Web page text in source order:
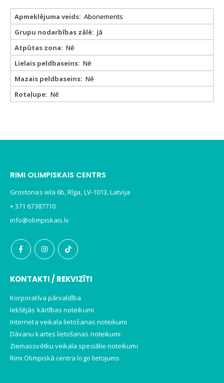
Informācija
Abonements
Jā
Nē
Nē
Nē
Nē
RIMI OLIMPISKAIS CENTRS
Grostonas iela 6b, Rīga, LV-1013, Latvija
+ 371 67387710
info@olimpiskais.lv
KONTAKTI / REKVIZĪTI
Korporatīva pārvaldība
Iekšējās kārtības noteikumi
Interneta veikala lietošanas noteikumi
Dāvanu kartes lietošanas noteikumi
Ziemassvētku veikala speciālie noteikumi
Rimi Olimpiskā centra logo lietojums